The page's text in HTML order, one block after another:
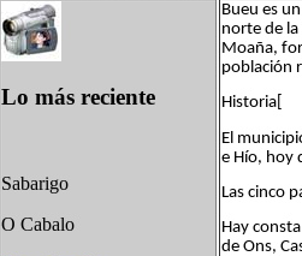
Lo más reciente
Sabarigo
O Cabalo
Bueu es
norte de
Moaña,
población
Historia[
El
e Hío, hoy
Las cinco
Hay
de Ons,